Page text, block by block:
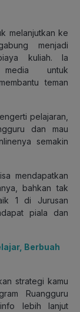
melanjutkan ke
menjadi
kuliah. Ia
media untuk
teman
pelajaran,
dan mau
semakin
mendapatkan
bahkan tak
1 di Jurusan
piala dan
Berbuah
strategi kamu
Ruangguru
lebih lanjut